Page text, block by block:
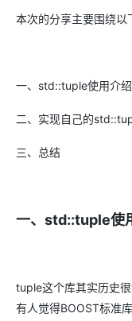
本次的分享主要围绕以
一、 std::tuple使用介绍
二、 实现自己的
三、总结
一、 std::tuple使
tuple这个库其实历史
有人觉得BOOST标准